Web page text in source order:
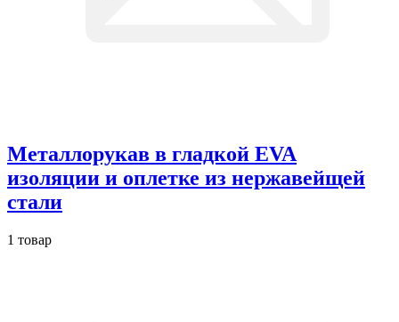
Металлорукав в гладкой EVA
изоляции и оплетке из нержавейщей
стали
1 товар